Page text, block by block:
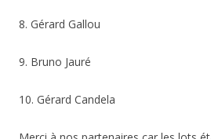
8. Gérard Gallou
9. Bruno Jauré
10. Gérard Candela